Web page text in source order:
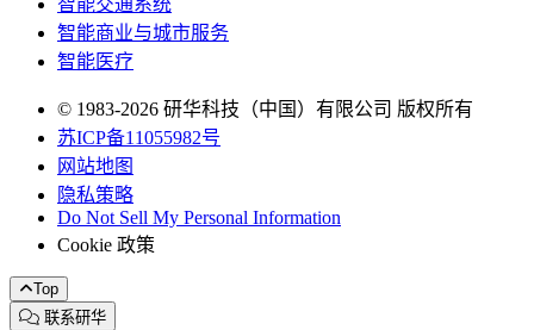
智能交通系统
智能商业与城市服务
智能医疗
© 1983-2026 研华科技（中国）有限公司 版权所有
苏ICP备11055982号
网站地图
隐私策略
Do Not Sell My Personal Information
Cookie 政策
Top
联系研华